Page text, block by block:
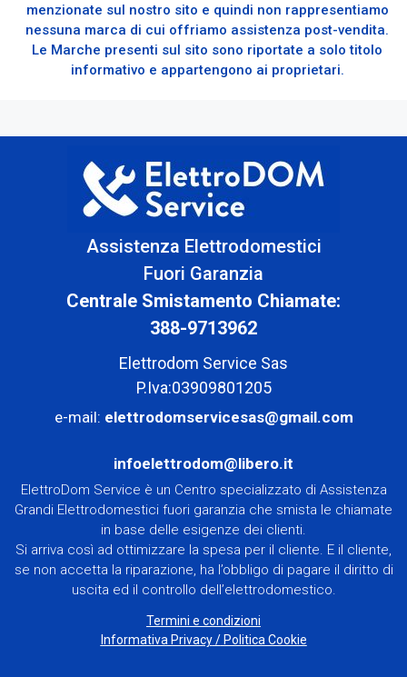
menzionate sul nostro sito e quindi non rappresentiamo
nessuna marca di cui offriamo assistenza post-vendita.
Le Marche presenti sul sito sono riportate a solo titolo
informativo e appartengono ai proprietari.
Assistenza Elettrodomestici
Fuori Garanzia
Centrale Smistamento Chiamate:
388-9713962
Elettrodom Service Sas
P.Iva:03909801205
e-mail: elettrodomservicesas@gmail.com
infoelettrodom@libero.it
ElettroDom Service è un Centro specializzato di Assistenza
Grandi Elettrodomestici fuori garanzia che smista le chiamate
in base delle esigenze dei clienti.
Si arriva così ad ottimizzare la spesa per il cliente. E il cliente,
se non accetta la riparazione, ha l’obbligo di pagare il diritto di
uscita ed il controllo dell’elettrodomestico.
Termini e condizioni
Informativa Privacy/Politica Cookie